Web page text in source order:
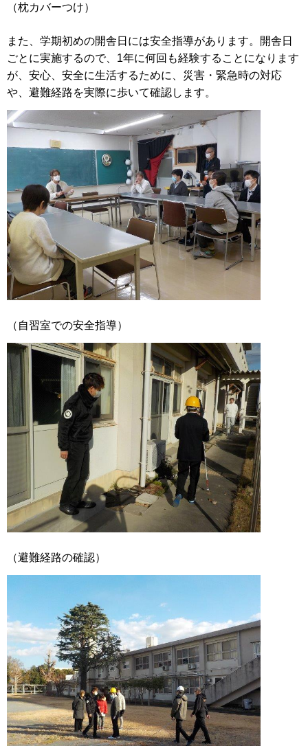
（枕カバーつけ）
また、学期初めの開舎日には安全指導があります。開舎日
ごとに実施するので、1年に何回も経験することになります
が、安心、安全に生活するために、災害・緊急時の対応
や、避難経路を実際に歩いて確認します。
（自習室での安全指導）
（避難経路の確認）